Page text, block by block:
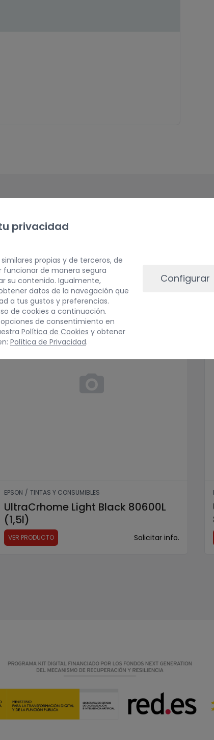
TE PUEDE INTERESAR
EPSON / TINTAS Y CONSUMIBLES
UltraCrhome Light Black 80600L
(1,5l)
VER PRODUCTO Solicitar info.
privacidad
propias y de terceros, de
funcionar de manera segura
su contenido. Igualmente,
datos de la navegación que
a tus gustos y preferencias.
de cookies a continuación.
de consentimiento en
Política de Cookies y obtener
Política de Privacidad.
Configurar